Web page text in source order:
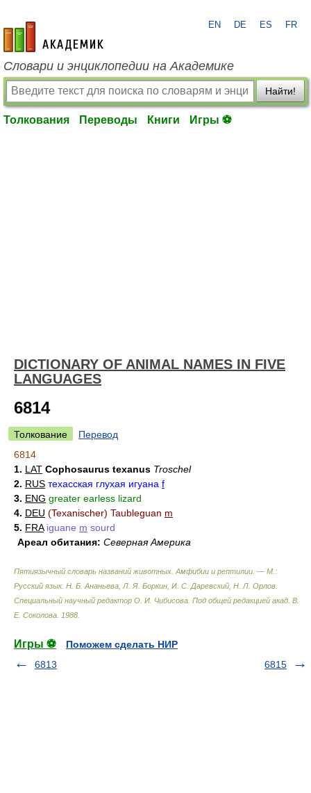
academic.ru
EN DE ES FR
Словари и энциклопедии на Академике
Найти!
Толкования Переводы Книги Игры ⚽
DICTIONARY OF ANIMAL NAMES IN FIVE
LANGUAGES
6814
Толкование
Перевод
6814
1. LAT Cophosaurus texanus Troschel
2. RUS техасская глухая игуана f
3. ENG greater earless lizard
4. DEU (Texanischer) Taubleguan m
5. FRA iguane m sourd
Ареал обитания: Северная Америка
Пятиязычный словарь названий животных. Амфибии и рептилии. — М.:
Русский язык. Н. Б. Ананьева, Л. Я. Боркин, И. С. Даревский, Н. Л. Орлов.
Специальный научный редактор О. И. Чибисова. Под общей редакцией акад. В.
Е. Соколова 1988
Игры ⚽
Поможем сделать НИР
6813
6815